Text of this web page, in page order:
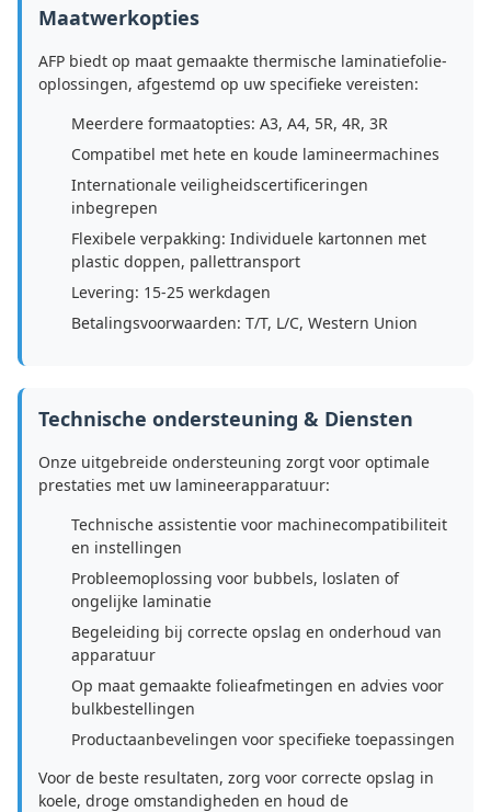
Maatwerkopties
AFP biedt op maat gemaakte thermische laminatiefolie-
oplossingen, afgestemd op uw specifieke vereisten:
Meerdere formaatopties: A3, A4, 5R, 4R, 3R
Compatibel met hete en koude lamineermachines
Internationale veiligheidscertificeringen
inbegrepen
Flexibele verpakking: Individuele kartonnen met
plastic doppen, pallettransport
Levering: 15-25 werkdagen
Betalingsvoorwaarden: T/T, L/C, Western Union
Technische ondersteuning & Diensten
Onze uitgebreide ondersteuning zorgt voor optimale
prestaties met uw lamineerapparatuur:
Technische assistentie voor machinecompatibiliteit
en instellingen
Probleemoplossing voor bubbels, loslaten of
ongelijke laminatie
Begeleiding bij correcte opslag en onderhoud van
apparatuur
Op maat gemaakte folieafmetingen en advies voor
bulkbestellingen
Productaanbevelingen voor specifieke toepassingen
Voor de beste resultaten, zorg voor correcte opslag in
koele, droge omstandigheden en houd de